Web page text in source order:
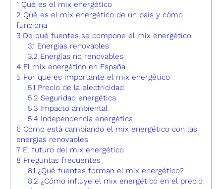
1 Qué es el mix energético
2 Qué es el mix energético de un país y cómo
funciona
3 De qué fuentes se compone el mix energético
3.1 Energías renovables
3.2 Energías no renovables
4 El mix energético en España
5 Por qué es importante el mix energético
5.1 Precio de la electricidad
5.2 Seguridad energética
5.3 Impacto ambiental
5.4 Independencia energética
6 Cómo está cambiando el mix energético con las
energías renovables
7 El futuro del mix energético
8 Preguntas frecuentes
8.1 ¿Qué fuentes forman el mix energético?
8.2 ¿Cómo influye el mix energético en el precio